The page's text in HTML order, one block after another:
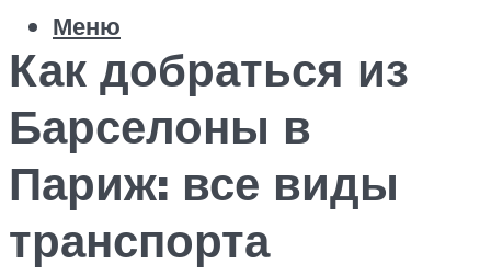
Меню
Как добраться из
Барселоны в
Париж: все виды
транспорта